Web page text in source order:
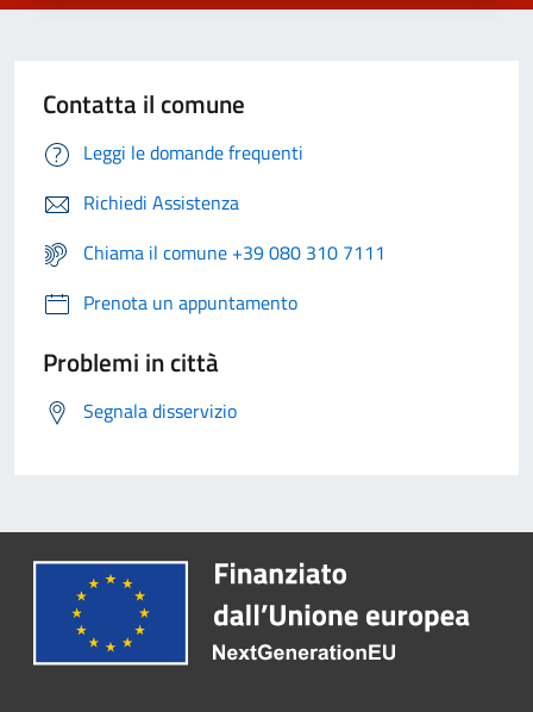
Contatta il comune
Leggi le domande frequenti
Richiedi Assistenza
Chiama il comune +39 080 310 7111
Prenota un appuntamento
Problemi in città
Segnala disservizio